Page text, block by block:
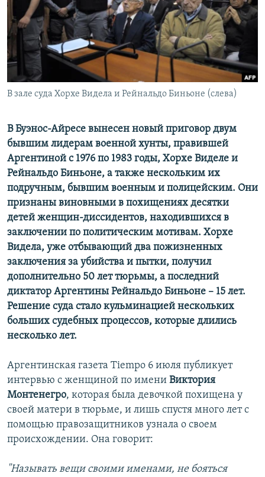
РАСПИСАНИЕ ВЕЩАНИЯ
ПОДПИШИТЕСЬ НА РАССЫЛКУ
СОЦИАЛЬНЫЕ СЕТИ
Все сайты РСЕ/РС
В зале суда Хорхе Видела и Рейнальдо Биньоне (слева)
В Буэнос-Айресе вынесен новый приговор двум
бывшим лидерам военной хунты, правившей
Аргентиной с 1976 по 1983 годы, Хорхе Виделе и
Рейнальдо Биньоне, а также нескольким их
подручным, бывшим военным и полицейским. Они
признаны виновными в похищениях десятки
детей женщин-диссидентов, находившихся в
заключении по политическим мотивам. Хорхе
Видела, уже отбывающий два пожизненных
заключения за убийства и пытки, получил
дополнительно 50 лет тюрьмы, а последний
диктатор Аргентины Рейнальдо Биньоне – 15 лет.
Решение суда стало кульминацией нескольких
больших судебных процессов, которые длились
несколько лет.
Аргентинская газета Tiempo 6 июля публикует
интервью с женщиной по имени Виктория
Монтенегро, которая была девочкой похищена у
своей матери в тюрьме, и лишь спустя много лет с
помощью правозащитников узнала о своем
происхождении. Она говорит:
"Называть вещи своими именами, не бояться